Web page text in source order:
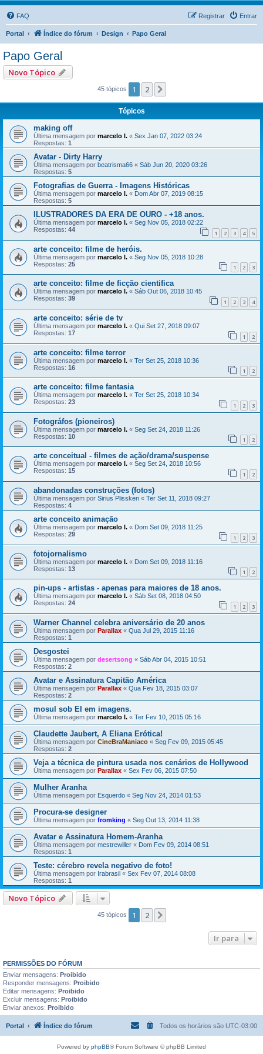
FAQ Entrar
Registrar
Portal Índice do fórum Design Papo Geral
Papo Geral
Novo Tópico
45 tópicos 1 2
Tópicos
making off
Última mensagem por marcelo l. « Sex Jan 07, 2022 03:24
Respostas: 1
Avatar - Dirty Harry
Última mensagem por beatrisma66 « Sáb Jun 20, 2020 03:26
Respostas: 5
Fotografias de Guerra - Imagens Históricas
Última mensagem por marcelo l. « Dom Abr 07, 2019 08:15
Respostas: 5
ILUSTRADORES DA ERA DE OURO - +18 anos.
Última mensagem por marcelo l. « Seg Nov 05, 2018 02:22
Respostas: 44 1 2 3 4 5
arte conceito: filme de heróis.
Última mensagem por marcelo l. « Seg Nov 05, 2018 10:28
Respostas: 25 1 2 3
arte conceito: filme de ficção cientifica
Última mensagem por marcelo l. « Sáb Out 06, 2018 10:45
Respostas: 39 1 2 3 4
arte conceito: série de tv
Última mensagem por marcelo l. « Qui Set 27, 2018 09:07
Respostas: 17 1 2
arte conceito: filme terror
Última mensagem por marcelo l. « Ter Set 25, 2018 10:36
Respostas: 16 1 2
arte conceito: filme fantasia
Última mensagem por marcelo l. « Ter Set 25, 2018 10:34
Respostas: 23 1 2 3
Fotográfos (pioneiros)
Última mensagem por marcelo l. « Seg Set 24, 2018 11:26
Respostas: 10 1 2
arte conceitual - filmes de ação/drama/suspense
Última mensagem por marcelo l. « Seg Set 24, 2018 10:56
Respostas: 15 1 2
abandonadas construções (fotos)
Última mensagem por Sirius Plissken « Ter Set 11, 2018 09:27
Respostas: 4
arte conceito animação
Última mensagem por marcelo l. « Dom Set 09, 2018 11:25
Respostas: 29 1 2 3
fotojornalismo
Última mensagem por marcelo l. « Dom Set 09, 2018 11:16
Respostas: 13 1 2
pin-ups - artistas - apenas para maiores de 18 anos.
Última mensagem por marcelo l. « Sáb Set 08, 2018 04:50
Respostas: 24 1 2 3
Warner Channel celebra aniversário de 20 anos
Última mensagem por Parallax « Qua Jul 29, 2015 11:16
Respostas: 1
Desgostei
Última mensagem por desertsong « Sáb Abr 04, 2015 10:51
Respostas: 2
Avatar e Assinatura Capitão América
Última mensagem por Parallax « Qua Fev 18, 2015 03:07
Respostas: 2
mosul sob EI em imagens.
Última mensagem por marcelo l. « Ter Fev 10, 2015 05:16
Claudette Jaubert, A Eliana Erótica!
Última mensagem por CineBraManiaco « Seg Fev 09, 2015 05:45
Respostas: 2
Veja a técnica de pintura usada nos cenários de Hollywood
Última mensagem por Parallax « Sex Fev 06, 2015 07:50
Mulher Aranha
Última mensagem por Esquerdo « Seg Nov 24, 2014 01:53
Procura-se designer
Última mensagem por fromking « Seg Out 13, 2014 11:38
Avatar e Assinatura Homem-Aranha
Última mensagem por mestrewiller « Dom Fev 09, 2014 08:51
Respostas: 1
Teste: cérebro revela negativo de foto!
Última mensagem por Irabrasil « Sex Fev 07, 2014 08:08
Respostas: 1
Novo Tópico
45 tópicos 1 2
Ir para
PERMISSÕES DO FÓRUM
Enviar mensagens: Proibido
Responder mensagens: Proibido
Editar mensagens: Proibido
Excluir mensagens: Proibido
Enviar anexos: Proibido
Portal Índice do fórum Todos os horários são UTC-03:00
Powered by phpBB® Forum Software © phpBB Limited